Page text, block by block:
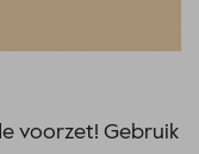
voorzet! Gebruik